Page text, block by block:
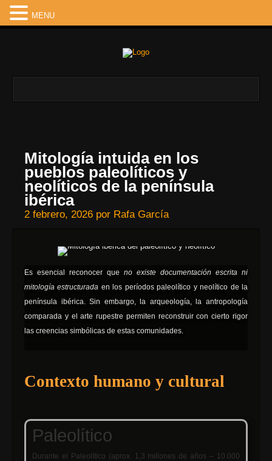
Mitología intuida en los
pueblos paleolíticos y
neolíticos de la península
ibérica
2 febrero, 2026 por Rafa García
Es esencial reconocer que no existe documentación escrita ni
mitología estructurada en los períodos paleolítico y neolítico de la
península ibérica. Sin embargo, la arqueología, la antropología
comparada y el arte rupestre permiten reconstruir con cierto rigor
las creencias simbólicas de estas comunidades.
Contexto humano y cultural
Paleolítico
Durante el Paleolítico (aprox. 1,3 millones de años – 10.000
MENU